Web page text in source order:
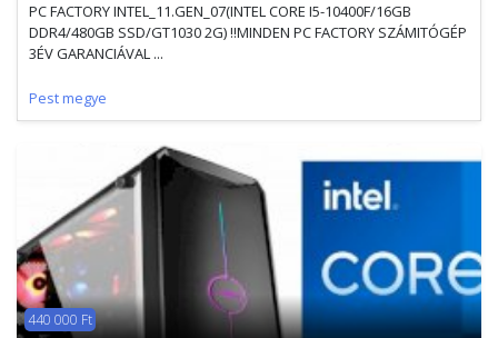
PC FACTORY INTEL_11.GEN_07(INTEL CORE I5-10400F/16GB
DDR4/480GB SSD/GT1030 2G) !!MINDEN PC FACTORY SZÁMITÓGÉP
3ÉV GARANCIÁVAL ...
Pest megye
440 000 Ft